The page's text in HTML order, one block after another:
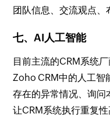
团队信息、交流观点、
七、AI人工智能
目前主流的CRM系统
Zoho CRM中的人工智
存在的异常情况、询问
让CRM系统执行重复性